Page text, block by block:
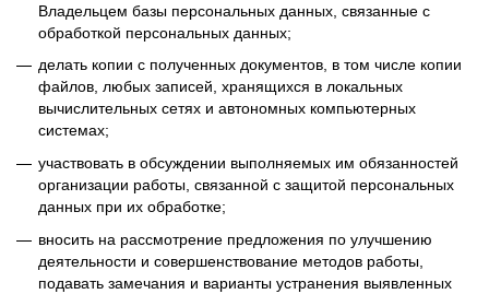
Владельцем базы персональных данных, связанные с
обработкой персональных данных;
делать копии с полученных документов, в том числе копии
файлов, любых записей, хранящихся в локальных
вычислительных сетях и автономных компьютерных
системах;
участвовать в обсуждении выполняемых им обязанностей
организации работы, связанной с защитой персональных
данных при их обработке;
вносить на рассмотрение предложения по улучшению
деятельности и совершенствование методов работы,
подавать замечания и варианты устранения выявленных